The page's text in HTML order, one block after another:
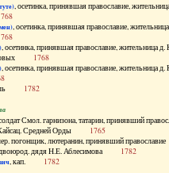
, осетинка, принявшая православие,
, осетинка, принявшая православие,
, осетинка, принявшая православие, жительница
1768
, осетинка, принявшая православие, жительница
1782
Смол. гарнизона, татарин, принявший
Кайсац. Средней Орды 1765
погонщик, лютеранин, принявший
дядя Н.Е. Аблесимова 1782
, кап. 1782